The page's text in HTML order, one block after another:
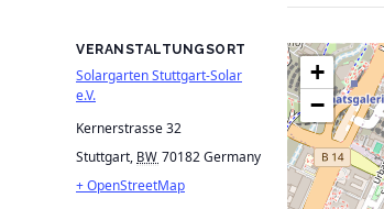
VERANSTALTUNGSORT
Solargarten Stuttgart-Solar
e.V.
Kernerstrasse 32
Stuttgart, BW 70182Germany
+ OpenStreetMap
+
−